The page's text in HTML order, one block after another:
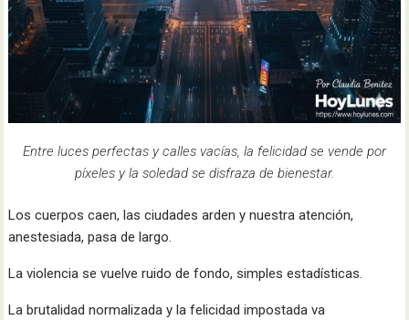
Entre luces perfectas y calles vacías, la felicidad se vende por
píxeles y la soledad se disfraza de bienestar.
Los cuerpos caen, las ciudades arden y nuestra atención,
anestesiada, pasa de largo.
La violencia se vuelve ruido de fondo, simples estadísticas.
La brutalidad normalizada y la felicidad impostada va